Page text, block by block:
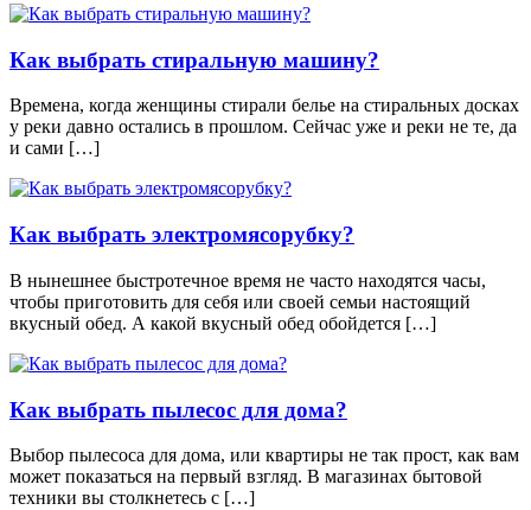
Как выбрать стиральную машину?
Времена, когда женщины стирали белье на стиральных досках
у реки давно остались в прошлом. Сейчас уже и реки не те, да
и сами […]
Как выбрать электромясорубку?
В нынешнее быстротечное время не часто находятся часы,
чтобы приготовить для себя или своей семьи настоящий
вкусный обед. А какой вкусный обед обойдется […]
Как выбрать пылесос для дома?
Выбор пылесоса для дома, или квартиры не так прост, как вам
может показаться на первый взгляд. В магазинах бытовой
техники вы столкнетесь с […]